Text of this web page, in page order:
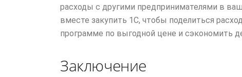
расходы с другими предпринимателями в
вместе закупить 1С, чтобы поделиться
программе по выгодной цене и сэкономить
Заключение